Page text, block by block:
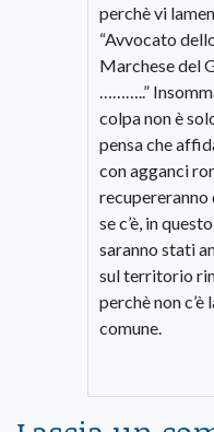
perchè vi
“Avvocato
Marchese del
………..”
colpa non è
pensa che
con agganci
recupereranno
se c’è, in
saranno stati
sul territorio
perchè non
comune.